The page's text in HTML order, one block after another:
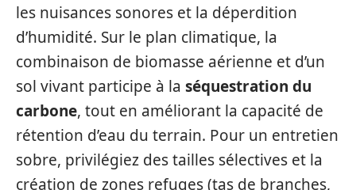
les nuisances sonores et la déperdition
d’humidité. Sur le plan climatique, la
combinaison de biomasse aérienne et d’un
sol vivant participe à la séquestration du
carbone, tout en améliorant la capacité de
rétention d’eau du terrain. Pour un entretien
sobre, privilégiez des tailles sélectives et la
création de zones refuges (tas de branches,